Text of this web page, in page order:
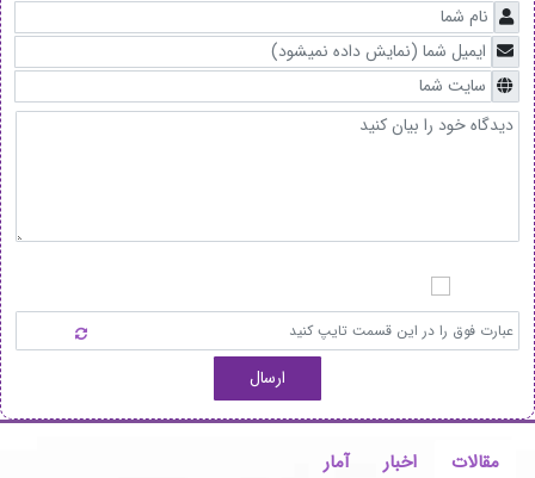
ارسال
مقالات اخبار آمار